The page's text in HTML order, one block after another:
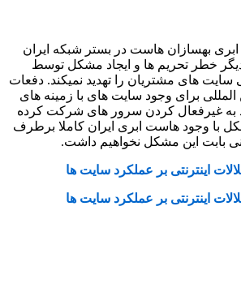
ابری بهسازان هاست در بستر شبکه ایران
خطر تحریم ها و ایجاد مشکل توسط
سایت های مشتریان را تهدید نمیکند. دفعات
المللی برای وجود سایت های با زمینه های
به غیرفعال کردن سرور های شرکت کرده
با وجود هاست ابری ایران کاملا برطرف
بابت این مشکل نخواهیم داشت.